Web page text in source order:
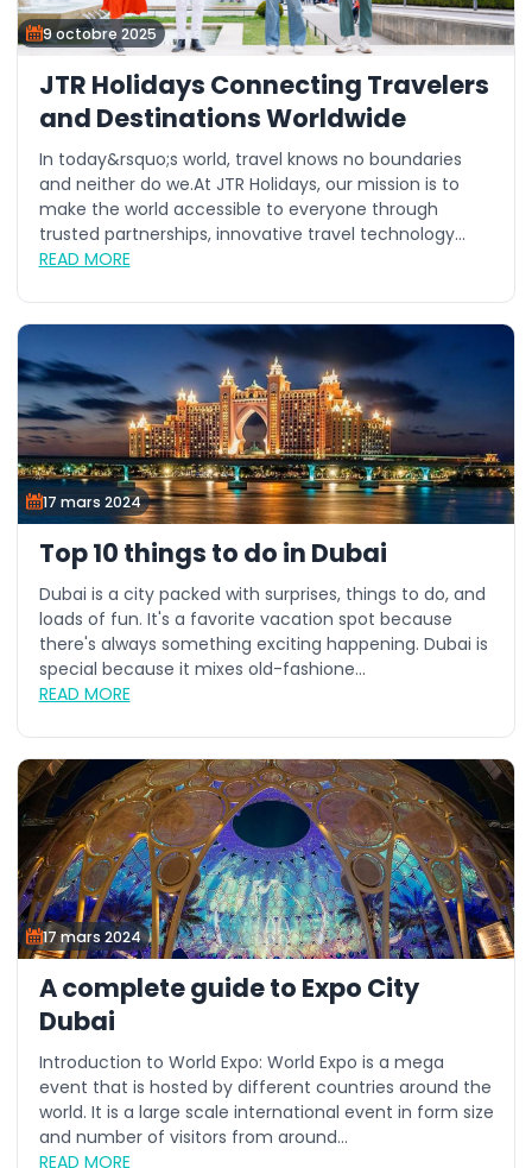
9 octobre 2025
JTR Holidays Connecting Travelers
and Destinations Worldwide
In today&rsquo;s world, travel knows no boundaries
and neither do we.At JTR Holidays, our mission is to
make the world accessible to everyone through
trusted partnerships, innovative travel technology...
READ MORE
17 mars 2024
Top 10 things to do in Dubai
Dubai is a city packed with surprises, things to do, and
loads of fun. It's a favorite vacation spot because
there's always something exciting happening. Dubai is
special because it mixes old-fashione...
READ MORE
17 mars 2024
A complete guide to Expo City
Dubai
Introduction to World Expo: World Expo is a mega
event that is hosted by different countries around the
world. It is a large scale international event in form size
and number of visitors from around...
READ MORE